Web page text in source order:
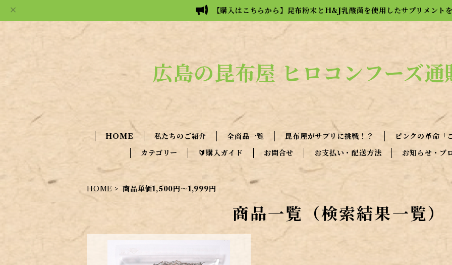
【購入はこちらから】昆布粉末とH&J乳酸菌を使用したサプリメント
広島の昆布屋 ヒロコンフーズ通
HOME 私たちのご紹介 全商品一覧 昆布屋がサプリに挑戦！？
ピンクの革命「
カテゴリー
🔰購入ガイド お問合せ お支払い・配送方法 お知らせ・ブ
HOME 商品単価1,500円～1,999円
商品一覧（検索結果一覧）